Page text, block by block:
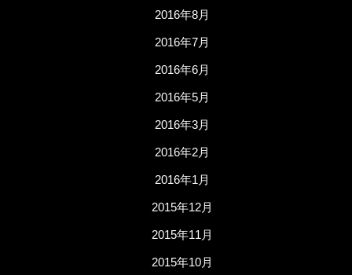
2016年8月
2016年7月
2016年6月
2016年5月
2016年3月
2016年2月
2016年1月
2015年12月
2015年11月
2015年10月